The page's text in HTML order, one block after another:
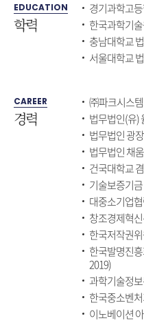
EDUCATION
학력
경기과학고
한국과학기
충남대학교
서울대학교
CAREER
경력
㈜파크시스
법무법인(유)
법무법인 광
법무법인 채
건국대학교
기술보증기
대중소기업
창조경제혁
한국저작권
한국발명진
2019)
과학기술정
한국중소벤
이노베이션